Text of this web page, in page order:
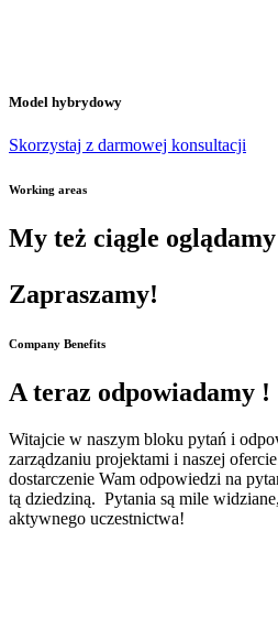
Model hybrydowy
Skorzystaj z darmowej konsultacji
Working areas
My też ciągle
Zapraszamy!
Company Benefits
A teraz odpowiadamy !
Witajcie w naszym bloku pytań i
zarządzaniu projektami i naszej
dostarczenie Wam odpowiedzi na
tą dziedziną. Pytania są mile
aktywnego uczestnictwa!